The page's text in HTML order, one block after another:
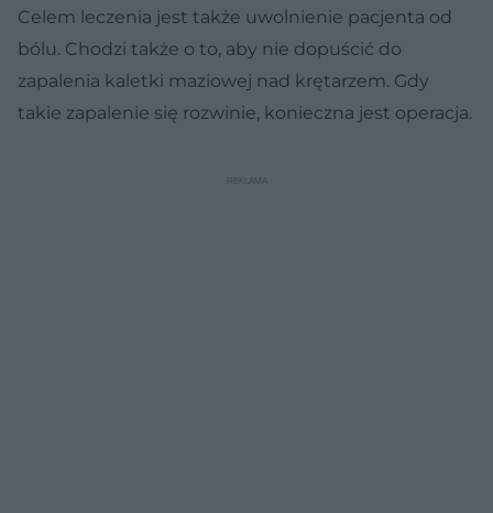
Celem leczenia jest także uwolnienie pacjenta od
bólu. Chodzi także o to, aby nie dopuścić do
zapalenia kaletki maziowej nad krętarzem. Gdy
takie zapalenie się rozwinie, konieczna jest operacja.